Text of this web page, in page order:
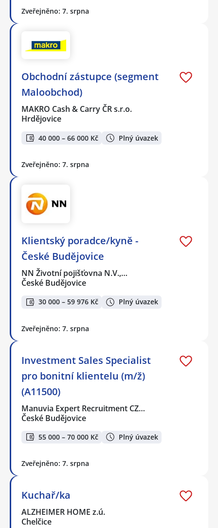
Zveřejněno: 7. srpna
Obchodní zástupce (segment
Maloobchod)
MAKRO Cash & Carry ČR s.r.o.
Hrdějovice
40 000 – 66 000 Kč Plný úvazek
Zveřejněno: 7. srpna
Klientský poradce/kyně -
České Budějovice
NN Životní pojišťovna N.V.,…
České Budějovice
30 000 – 59 976 Kč Plný úvazek
Zveřejněno: 7. srpna
Investment Sales Specialist
pro bonitní klientelu (m/ž)
(A11500)
Manuvia Expert Recruitment CZ…
České Budějovice
55 000 – 70 000 Kč Plný úvazek
Zveřejněno: 7. srpna
Kuchař/ka
ALZHEIMER HOME z.ú.
Chelčice